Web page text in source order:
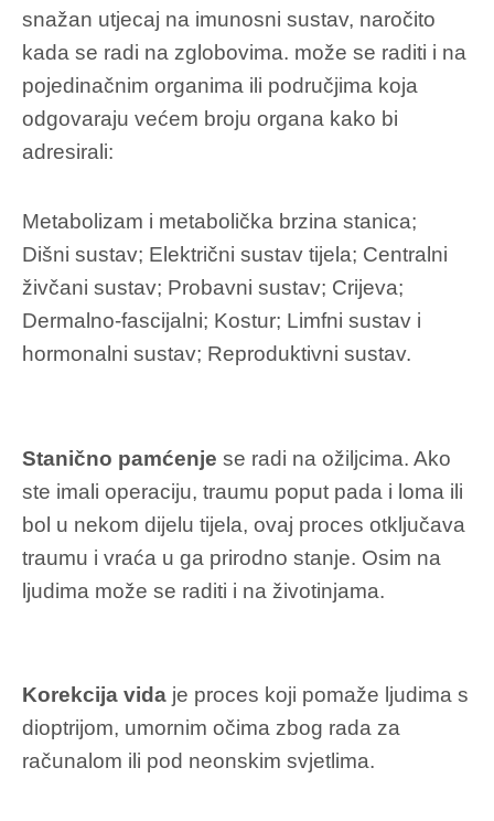
snažan utjecaj na imunosni sustav, naročito
kada se radi na zglobovima. može se raditi i na
pojedinačnim organima ili područjima koja
odgovaraju većem broju organa kako bi
adresirali:
Metabolizam i metabolička brzina stanica;
Dišni sustav; Električni sustav tijela; Centralni
živčani sustav; Probavni sustav; Crijeva;
Dermalno-fascijalni; Kostur; Limfni sustav i
hormonalni sustav; Reproduktivni sustav.
Stanično pamćenje se radi na ožiljcima. Ako
ste imali operaciju, traumu poput pada i loma ili
bol u nekom dijelu tijela, ovaj proces otključava
traumu i vraća u ga prirodno stanje. Osim na
ljudima može se raditi i na životinjama.
Korekcija vida je proces koji pomaže ljudima s
dioptrijom, umornim očima zbog rada za
računalom ili pod neonskim svjetlima.